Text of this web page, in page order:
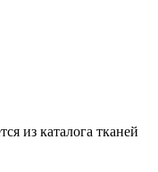
из каталога тканей